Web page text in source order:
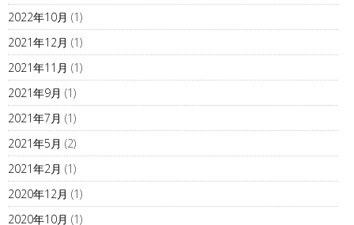
2022年10月 (1)
2021年12月 (1)
2021年11月 (1)
2021年9月 (1)
2021年7月 (1)
2021年5月 (2)
2021年2月 (1)
2020年12月 (1)
2020年10月 (1)